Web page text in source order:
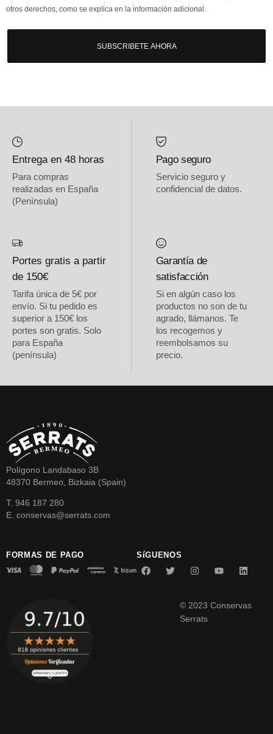
otros derechos, como se explica en la información adicional.
SUBSCRIBETE AHORA
Entrega en 48 horas
Para compras
realizadas en España
(Península)
Pago seguro
Servicio seguro y
confidencial de datos.
Portes gratis a partir
de 150€
Tarifa única de 5€ por
envío. Si tu pedido es
superior a 150€ los
portes son gratis. Solo
para España
(península)
Garantía de
satisfacción
Si en algún caso los
productos no son de tu
agrado, llámanos. Te
los recogemos y
reembolsamos su
precio.
Polígono Landabaso 3B
48370 Bermeo, Bizkaia (Spain)
T. 946 187 280
E. conservas@serrats.com
FORMAS DE PAGO SíGUENOS
© 2023 Conservas
Serrats